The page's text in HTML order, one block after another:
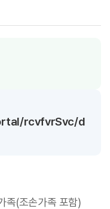
rcvfvrSvc/d
족(조손가족 포함)